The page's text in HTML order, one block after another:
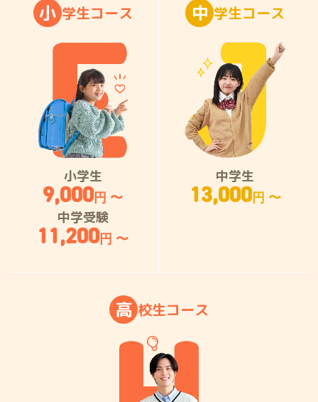
小 学生コース
小学生
9,000円 〜
中学受験
11,200円 〜
中 学生コース
中学生
13,000円 〜
高 校生コース